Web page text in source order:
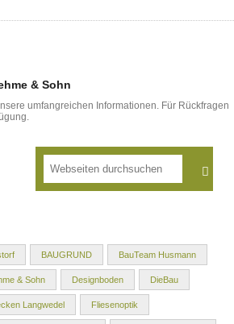
& Sohn
umfangreichen Informationen. Für Rückfragen
BAUGRUND BauTeam Husmann
& Sohn Designboden DieBau
Langwedel Fliesenoptik